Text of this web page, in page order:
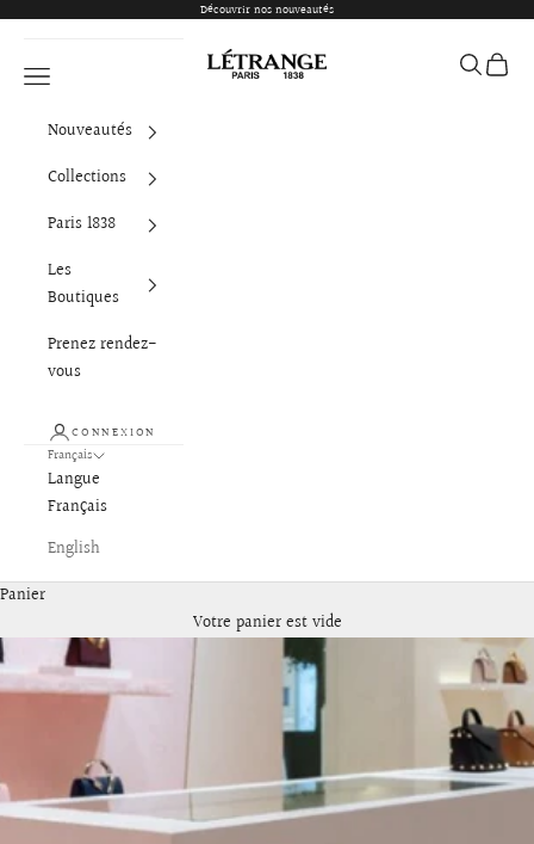
Découvrir nos nouveautés
Létrange Paris
Ouvrir la navigation Ouvrir la
Voir
Nouveautés
Collections
Paris 1838
Les
Boutiques
Prenez rendez-
vous
CONNEXION
Français
Langue
Français
English
Panier
Votre panier est vide